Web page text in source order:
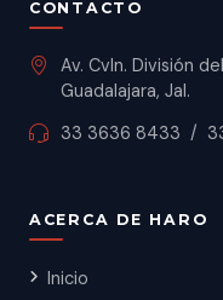
CONTACTO
Av. Cvln. División
Guadalajara, Jal.
33 3636 8433 /
ACERCA DE HARO
Inicio